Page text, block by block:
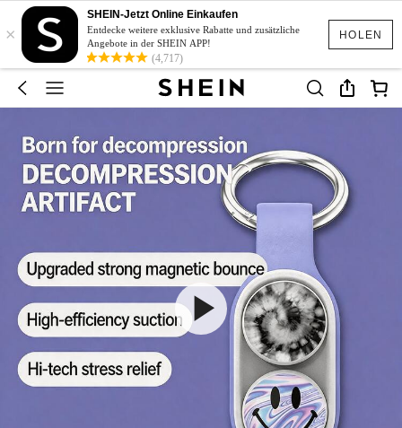
HOLEN
×
SHEIN-Jetzt Online Einkaufen
Entdecke weitere exklusive Rabatte und zusätzliche
Angebote in der SHEIN APP!
(4,717)